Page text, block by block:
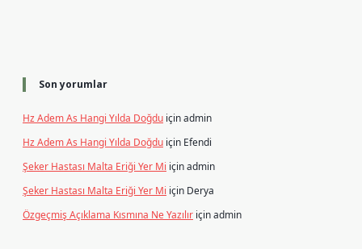
Son yorumlar
Hz Adem As Hangi Yılda Doğdu içinadmin
Hz Adem As Hangi Yılda Doğdu için Efendi
Şeker Hastası Malta Eriği Yer Mi içinadmin
Şeker Hastası Malta Eriği Yer Mi için Derya
Özgeçmiş Açıklama Kısmına Ne Yazılır içinadmin